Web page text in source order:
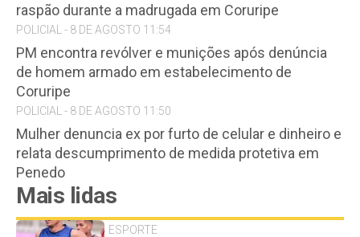
raspão durante a madrugada em Coruripe
POLICIAL - 8 DE AGOSTO 11:54
PM encontra revólver e munições após denúncia
de homem armado em estabelecimento de
Coruripe
POLICIAL - 8 DE AGOSTO 11:50
Mulher denuncia ex por furto de celular e dinheiro e
relata descumprimento de medida protetiva em
Penedo
Mais lidas
ESPORTE